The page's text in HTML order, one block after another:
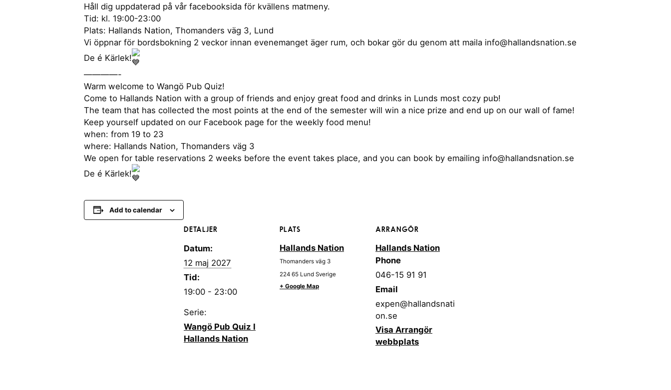
Håll dig uppdaterad på vår facebooksida för kvällens matmeny.
Tid: kl. 19:00-23:00
Plats: Hallands Nation, Thomanders väg 3, Lund
Vi öppnar för bordsbokning 2 veckor innan evenemanget äger rum, och bokar gör du genom att maila info@hallandsnation.se
De é Kärlek!
————-
Warm welcome to Wangö Pub Quiz!
Come to Hallands Nation with a group of friends and enjoy great food and drinks in Lunds most cozy pub!
The team that has collected the most points at the end of the semester will win a nice prize and end up on our wall of fame!
Keep yourself updated on our Facebook page for the weekly food menu!
when: from 19 to 23
where: Hallands Nation, Thomanders väg 3
We open for table reservations 2 weeks before the event takes place, and you can book by emailing info@hallandsnation.se
De é Kärlek!
Add to calendar
DETALJER
Datum:
12 maj 2027
Tid:
19:00 - 23:00
Serie:
Wangö Pub Quiz I
Hallands Nation
PLATS
Hallands Nation
Thomanders väg 3
224 65 Lund Sverige
+ Google Map
ARRANGÖR
Hallands Nation
Phone
046-15 91 91
Email
expen@hallandsnati
on.se
Visa Arrangör
webbplats